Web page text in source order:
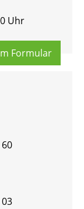
Uhr
For­mu­lar